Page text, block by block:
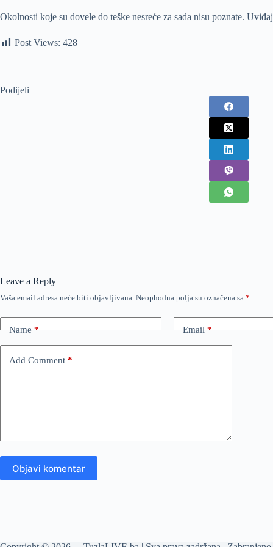
Okolnosti koje su dovele do teške nesreće za sada nisu poznate.
Post Views: 428
Podijeli
Leave a Reply
Vaša email adresa neće biti objavljivana. Neophodna polja su označena sa *
Name* Email*
Add Comment *
Objavi komentar